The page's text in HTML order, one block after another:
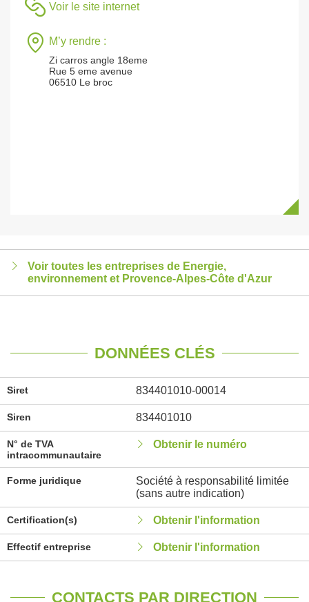
Voir le site internet
M’y rendre :
Zi carros angle 18eme
Rue 5 eme avenue
06510 Le broc
Voir toutes les entreprises de Energie,
environnement et Provence-Alpes-Côte d'Azur
DONNÉES CLÉS
Siret 834401010-00014
Siren 834401010
N° de TVA
intracommunautaire
Obtenir le numéro
Forme juridique
Société à responsabilité limitée
(sans autre indication)
Certification(s) Obtenir l'information
Effectif entreprise Obtenir l'information
CONTACTS PAR DIRECTION